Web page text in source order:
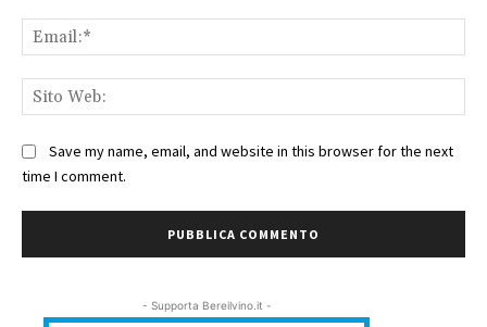
Save my name, email, and website in this browser for the next
time I comment.
- Supporta Bereilvino.it -